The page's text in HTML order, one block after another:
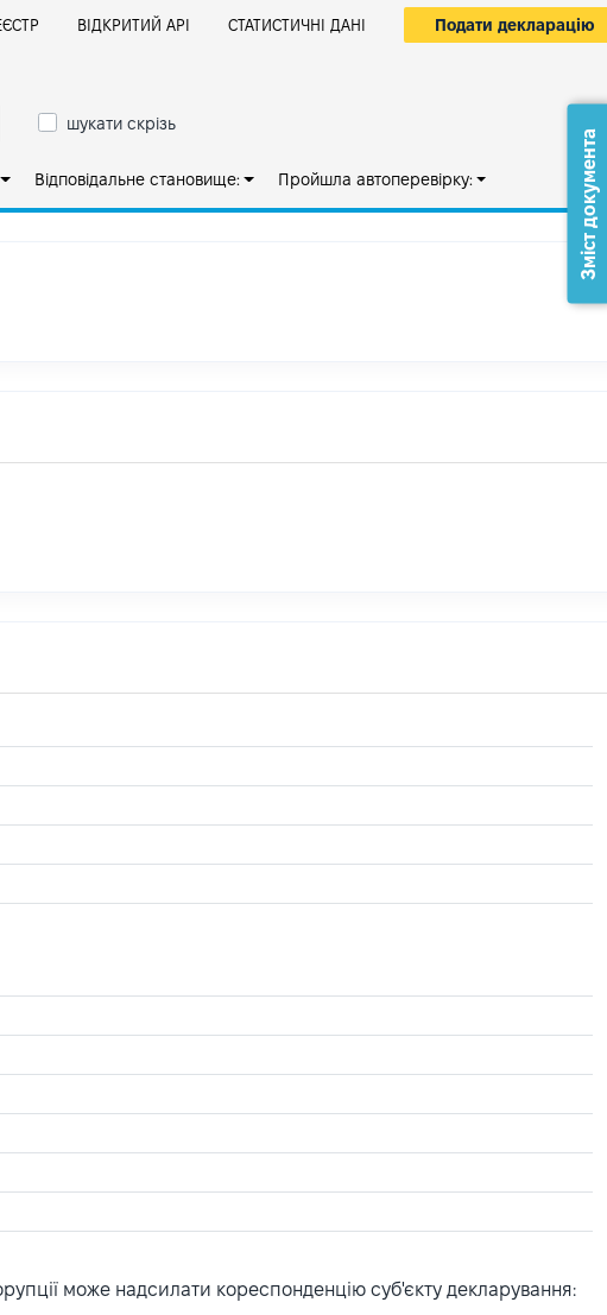
ВІДКРИТИЙ АРІ СТАТИСТИЧНІ ДАНІ Подати декларацію
шукати скрізь
Відповідальне становище: Пройшла автоперевірку:
може надсилати кореспонденцію суб'єкту декларування:
Зміст документа